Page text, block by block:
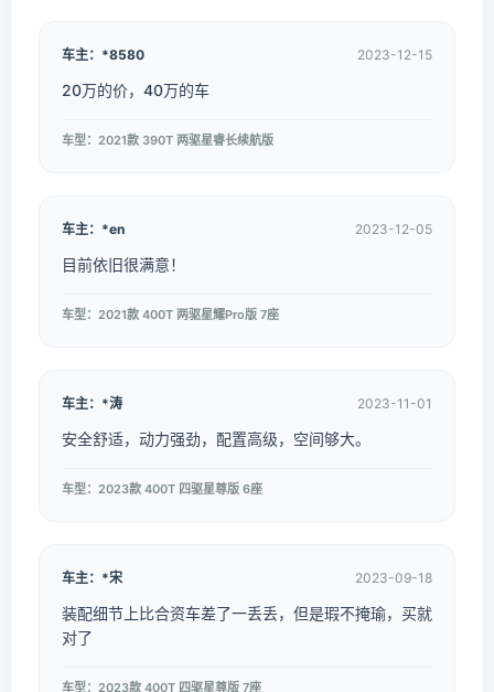
车主：*8580 2023-12-15
20万的价，40万的车
车型：2021款 390T 两驱星睿长续航版
车主：*en 2023-12-05
目前依旧很满意！
车型：2021款 400T 两驱星耀Pro版 7座
车主：*涛 2023-11-01
安全舒适，动力强劲，配置高级，空间够大。
车型：2023款 400T 四驱星尊版 6座
车主：*宋 2023-09-18
装配细节上比合资车差了一丢丢，但是瑕不掩瑜，买就
对了
车型：2023款 400T 四驱星尊版 7座